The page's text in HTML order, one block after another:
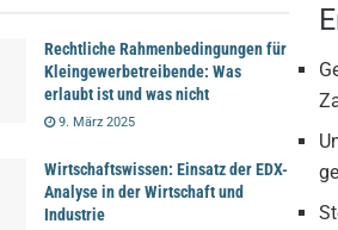
Rechtliche Rahmenbedingungen für
Kleingewerbetreibende: Was
erlaubt ist und was nicht
9. März 2025
Wirtschaftswissen: Einsatz der EDX-
Analyse in der Wirtschaft und
Industrie